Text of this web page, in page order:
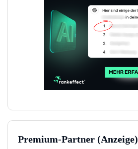
Premium-Partner (Anzeige)